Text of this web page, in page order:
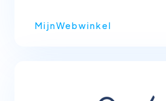
MijnWebwinkel